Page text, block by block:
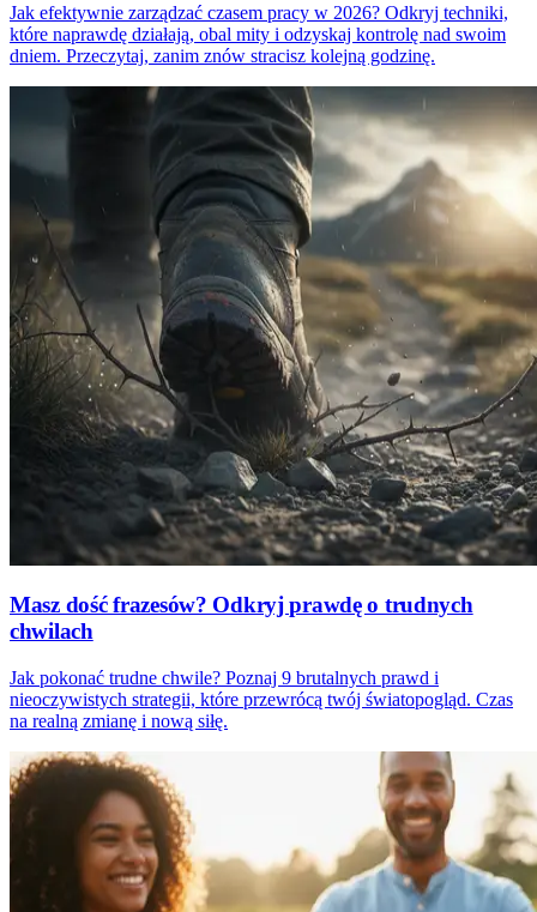
Jak efektywnie zarządzać czasem pracy w 2026? Odkryj techniki,
które naprawdę działają, obal mity i odzyskaj kontrolę nad swoim
dniem. Przeczytaj, zanim znów stracisz kolejną godzinę.
Masz dość frazesów? Odkryj prawdę o trudnych
chwilach
Jak pokonać trudne chwile? Poznaj 9 brutalnych prawd i
nieoczywistych strategii, które przewrócą twój światopogląd. Czas
na realną zmianę i nową siłę.